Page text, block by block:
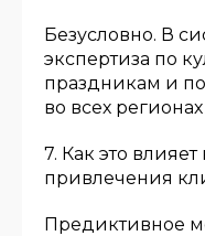
Безусловно. В
экспертиза по
праздникам и
во всех
7. Как это
привлечения
Предиктивное